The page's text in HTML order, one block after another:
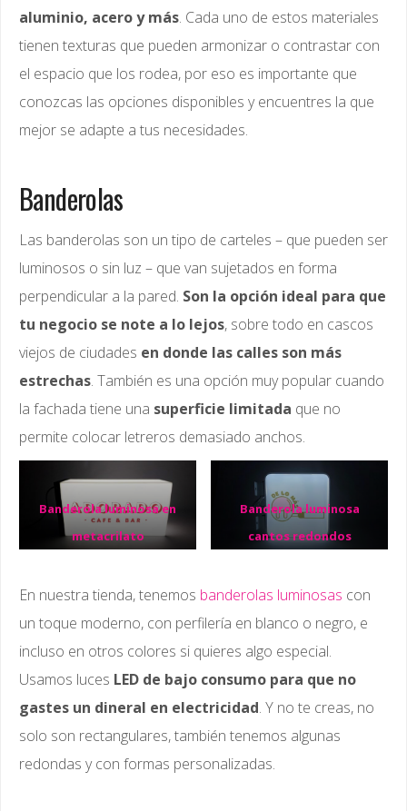
aluminio, aceroy más. Cada uno de estos materiales
tienen texturas que pueden armonizar o contrastar con
el espacio que los rodea, por eso es importante que
conozcas las opciones disponibles y encuentres la que
mejor se adapte a tus necesidades.
Banderolas
Las banderolas son un tipo de carteles – que pueden ser
luminosos o sin luz – que van sujetados en forma
perpendicular a la pared. Son la opción ideal para que
tu negocio se note a lo lejos, sobre todo en cascos
viejos de ciudades en donde las calles son más
estrechas. También es una opción muy popular cuando
la fachada tiene una superficie limitada que no
permite colocar letreros demasiado anchos.
Banderola luminosa en
metacrilato
Banderola luminosa
cantos redondos
En nuestra tienda, tenemos banderolas luminosas con
un toque moderno, con perfilería en blanco o negro, e
incluso en otros colores si quieres algo especial.
Usamos luces LED de bajo consumo para que no
gastes un dineral en electricidad. Y no te creas, no
solo son rectangulares, también tenemos algunas
redondas y con formas personalizadas.